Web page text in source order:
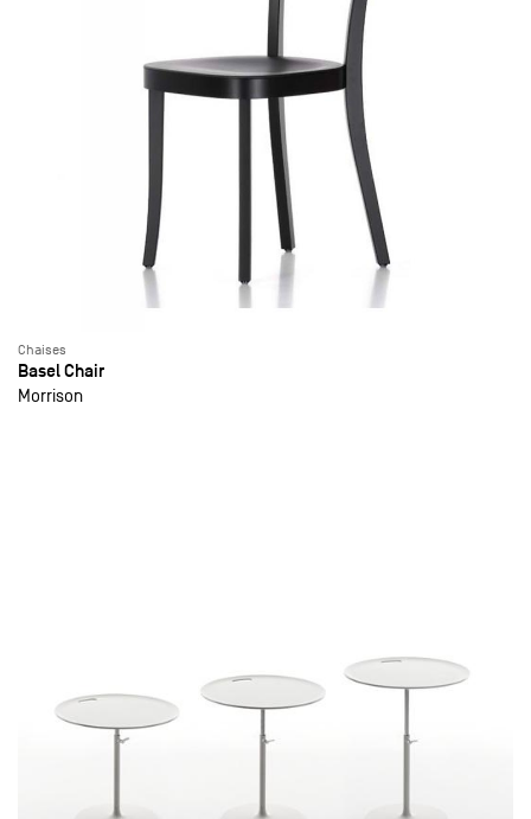
Chaises
Basel Chair
Morrison